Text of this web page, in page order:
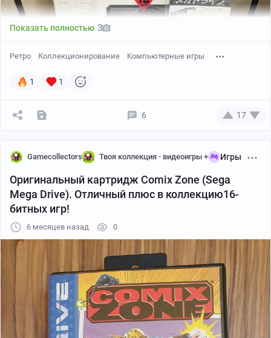
Sega Genesis техники, чтобы создать индастриал-техно
атмосферу, которая звучала «взрослее» большинства
игр того времени.
Пост на ВККоллекционеры видеоигр
к сообществу и хвастай, чем новым
Battletoads
Batman: The Video Game - это ранняя игра на Сегу по
Первая Sega Mega Drive комплект в коробке
Показать полностью 3
Ретро Коллекционирование Компьютерные игры
1 1
6 17
Gamecollectors Твоя коллекция - видеоигры + Игры
Оригинальный картридж Comix Zone (Sega
Mega Drive). Отличный плюс в коллекцию16-
битных игр!
6 месяцев назад 0